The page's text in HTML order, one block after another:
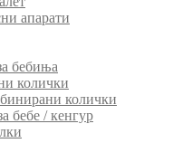
апарати
бебиња
колички
колички
бебе / кенгур